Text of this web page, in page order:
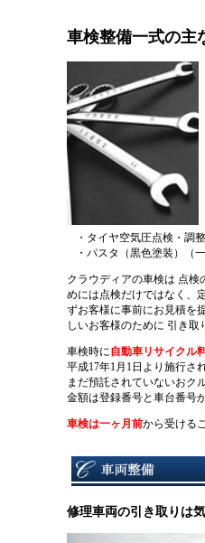
車検整備一式の主
・タイヤ空気圧点検・調整
・パスタ（黒色塗装）（
クラウディアの車検は 点検
めには点検だけではなく、
ずお客様に事前にお見積を
しいお客様のために 引き取
車検時に自動車リサイクル
平成17年1月1日より施行さ
まだ預託されていないおク
金額は登録番号と車台番号
車検は一ヶ月前から受ける
修理車両の引き取りは